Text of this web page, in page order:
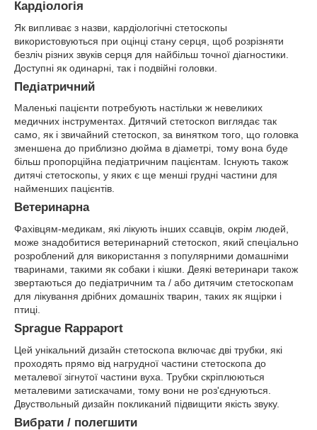
Кардіологія
Як випливає з назви, кардіологічні стетоскопы
використовуються при оцінці стану серця, щоб розрізняти
безліч різних звуків серця для найбільш точної діагностики.
Доступні як одинарні, так і подвійні головки.
Педіатричний
Маленькі пацієнти потребують настільки ж невеликих
медичних інструментах. Дитячий стетоскоп виглядає так
само, як і звичайний стетоскоп, за винятком того, що головка
зменшена до приблизно дюйма в діаметрі, тому вона буде
більш пропорційна педіатричним пацієнтам. Існують також
дитячі стетоскопы, у яких є ще менші грудні частини для
найменших пацієнтів.
Ветеринарна
Фахівцям-медикам, які лікують інших ссавців, окрім людей,
може знадобитися ветеринарний стетоскоп, який спеціально
розроблений для використання з популярними домашніми
тваринами, такими як собаки і кішки. Деякі ветеринари також
звертаються до педіатричним та / або дитячим стетоскопам
для лікування дрібних домашніх тварин, таких як ящірки і
птиці.
Sprague Rappaport
Цей унікальний дизайн стетоскопа включає дві трубки, які
проходять прямо від нагрудної частини стетоскопа до
металевої зігнутої частини вуха. Трубки скріплюються
металевими затискачами, тому вони не роз'єднуються.
Двуствольный дизайн покликаний підвищити якість звуку.
Вибрати / полегшити